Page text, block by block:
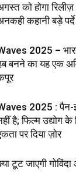
को होगा
कहानी बड़े
2025 –
बनने का यह एक
2025 : पैन-
है; फिल्म उद्योग के
पर दिया ज़ोर
टूट जाएगी